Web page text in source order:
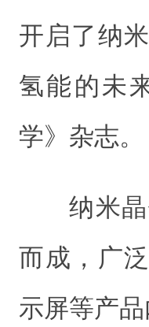
开启了纳
氢能的未
学》杂志。
纳米
而成，广
示屏等产